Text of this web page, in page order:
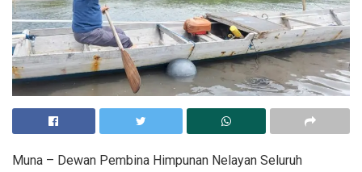
Muna – Dewan Pembina Himpunan Nelayan Seluruh